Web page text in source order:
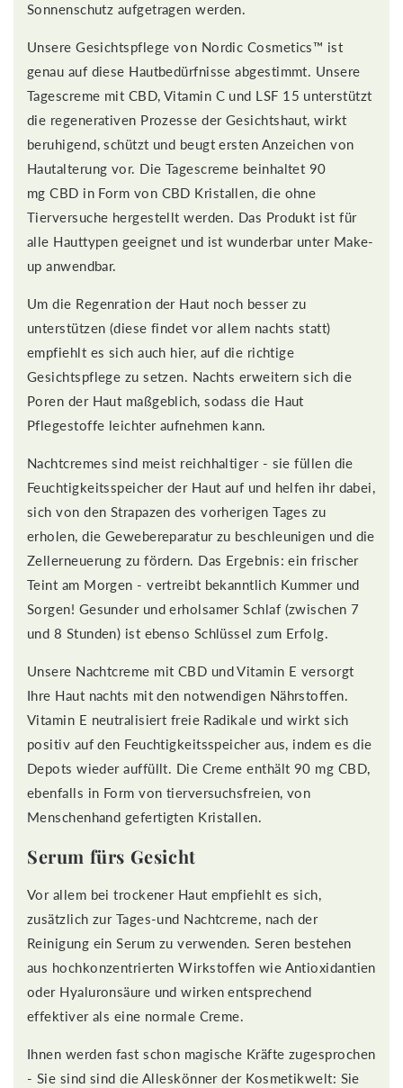
Sonnenschutz aufgetragen werden.
Unsere Gesichtspflege von Nordic Cosmetics™ ist
genau auf diese Hautbedürfnisse abgestimmt. Unsere
Tagescreme mit CBD, Vitamin C und LSF 15 unterstützt
die regenerativen Prozesse der Gesichtshaut, wirkt
beruhigend, schützt und beugt ersten Anzeichen von
Hautalterung vor. Die Tagescreme beinhaltet 90
mg CBD in Form von CBD Kristallen, die ohne
Tierversuche hergestellt werden. Das Produkt ist für
alle Hauttypen geeignet und ist wunderbar unter Make-
up anwendbar.
Um die Regenration der Haut noch besser zu
unterstützen (diese findet vor allem nachts statt)
empfiehlt es sich auch hier, auf die richtige
Gesichtspflege zu setzen. Nachts erweitern sich die
Poren der Haut maßgeblich, sodass die Haut
Pflegestoffe leichter aufnehmen kann.
Nachtcremes sind meist reichhaltiger - sie füllen die
Feuchtigkeitsspeicher der Haut auf und helfen ihr dabei,
sich von den Strapazen des vorherigen Tages zu
erholen, die Gewebereparatur zu beschleunigen und die
Zellerneuerung zu fördern. Das Ergebnis: ein frischer
Teint am Morgen - vertreibt bekanntlich Kummer und
Sorgen! Gesunder und erholsamer Schlaf (zwischen 7
und 8 Stunden) ist ebenso Schlüssel zum Erfolg.
Unsere Nachtcreme mit CBD und Vitamin E versorgt
Ihre Haut nachts mit den notwendigen Nährstoffen.
Vitamin E neutralisiert freie Radikale und wirkt sich
positiv auf den Feuchtigkeitsspeicher aus, indem es die
Depots wieder auffüllt. Die Creme enthält 90 mg CBD,
ebenfalls in Form von tierversuchsfreien, von
Menschenhand gefertigten Kristallen.
Serum fürs Gesicht
Vor allem bei trockener Haut empfiehlt es sich,
zusätzlich zur Tages-und Nachtcreme, nach der
Reinigung ein Serum zu verwenden. Seren bestehen
aus hochkonzentrierten Wirkstoffen wie Antioxidantien
oder Hyaluronsäure und wirken entsprechend
effektiver als eine normale Creme.
Ihnen werden fast schon magische Kräfte zugesprochen
- Sie sind sind die Alleskönner der Kosmetikwelt: Sie